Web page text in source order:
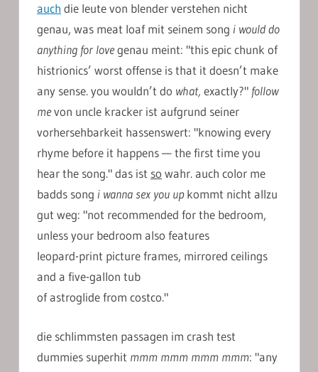
auch die leute von blender verstehen nicht
genau, was meat loaf mit seinem song i would do
anything for lovegenau meint: "this epic chunk of
histrionics’ worst offense is that it doesn’t make
any sense. you wouldn’t do what, exactly?" follow
mevon uncle kracker ist aufgrund seiner
vorhersehbarkeit hassenswert: "knowing every
rhyme before it happens — the first time you
hear the song." das ist so wahr. auch color me
badds song i wanna sex you upkommt nicht allzu
gut weg: "not recommended for the bedroom,
unless your bedroom also features
leopard-print picture frames, mirrored ceilings
and a five-gallon tub
of astroglide from costco."
die schlimmsten passagen im crash test
dummies superhit mmm mmm mmm mmm: "any